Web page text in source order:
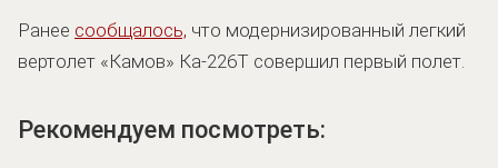
Ранее сообщалось, что модернизированный легкий
вертолет «Камов» Ка-226Т совершил первый полет.
Рекомендуем посмотреть: